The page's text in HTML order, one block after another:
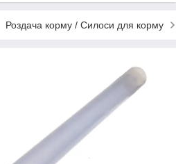
Роздача корму / Силоси для корму